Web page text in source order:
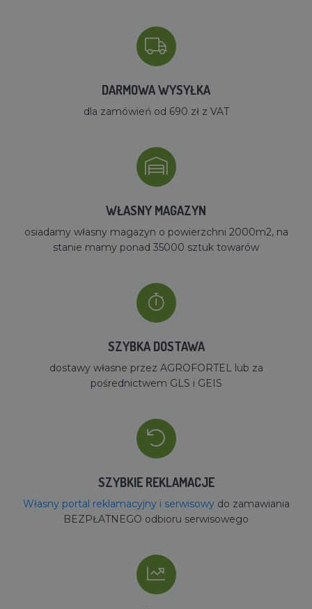
DARMOWA WYSYŁKA
dla zamówień od 690 zł z VAT
WŁASNY MAGAZYN
osiadamy własny magazyn o powierzchni 2000m2, na
stanie mamy ponad 35000 sztuk towarów
SZYBKA DOSTAWA
dostawy własne przez AGROFORTEL lub za
pośrednictwem GLS i GEIS
SZYBKIE REKLAMACJE
Własny portal reklamacyjny i serwisowydo zamawiania
BEZPŁATNEGO odbioru serwisowego